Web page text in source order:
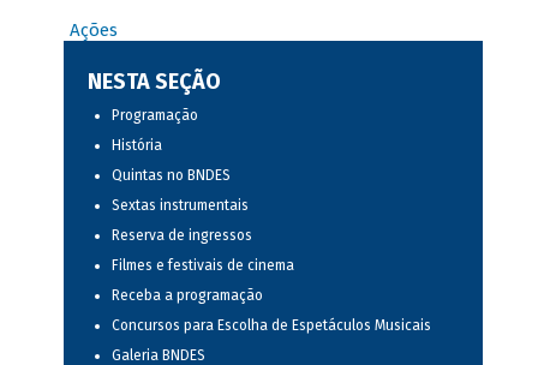
Ações
NESTA SEÇÃO
Programação
História
Quintas no BNDES
Sextas instrumentais
Reserva de ingressos
Filmes e festivais de cinema
Receba a programação
Concursos para Escolha de Espetáculos Musicais
Galeria BNDES